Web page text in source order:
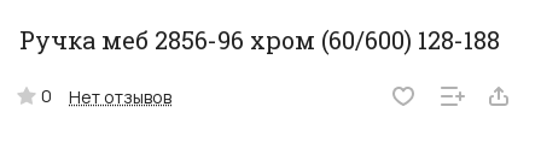
Ручка меб 2856-96 хром (60/600) 128-188
0 Нет отзывов